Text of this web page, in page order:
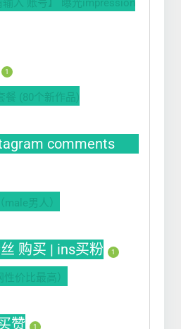
输入 账号】 曝光impression
1
餐 (80个新作品)
comments
男人）
购买 | ins买粉 1
价比最高）
赞 1